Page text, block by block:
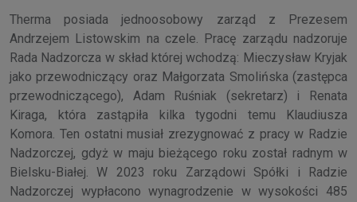
Therma posiada jednoosobowy zarząd z Prezesem
Andrzejem Listowskim na czele. Pracę zarządu nadzoruje
Rada Nadzorcza w skład której wchodzą: Mieczysław Kryjak
jako przewodniczący oraz Małgorzata Smolińska (zastępca
przewodniczącego), Adam Ruśniak (sekretarz) i Renata
Kiraga, która zastąpiła kilka tygodni temu Klaudiusza
Komora. Ten ostatni musiał zrezygnować z pracy w Radzie
Nadzorczej, gdyż w maju bieżącego roku został radnym w
Bielsku-Białej. W 2023 roku Zarządowi Spółki i Radzie
Nadzorczej wypłacono wynagrodzenie w wysokości 485